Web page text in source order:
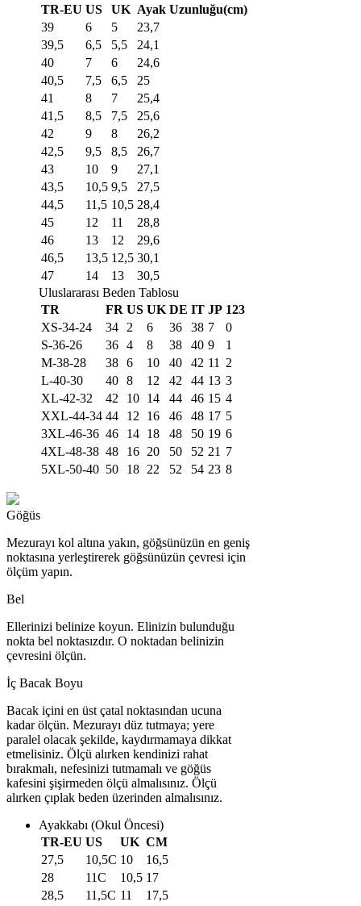
TR-EU US UK Ayak Uzunluğu(cm)
39
6 5
23,7
39,5
6,5 5,5
24,1
40
7 6
24,6
40,5
7,5 6,5
25
41
8 7
25,4
41,5
8,5 7,5
25,6
42
9 8
26,2
42,5
9,5 8,5
26,7
43
10 9
27,1
43,5
10,5 9,5
27,5
44,5
11,5 10,5 28,4
45
12 11
28,8
46
13 12
29,6
46,5
13,5 12,5 30,1
47
14 13
30,5
Uluslararası Beden Tablosu
TR
FR US UK DE IT JP 123
XS-34-24
34 2 6 36 38 7
0
S-36-26
36 4 8 38 40 9
1
M-38-28
38 6 10 40 42 11
2
L-40-30
40 8 12 42 44 13 3
XL-42-32
42 10 14 44 46 15 4
XXL-44-34 44 12 16 46 48 17 5
3XL-46-36 46 14 18 48 50 19 6
4XL-48-38 48 16 20 50 52 21 7
5XL-50-40 50 18 22 52 54 23 8
Göğüs
Mezurayı kol altına yakın, göğsünüzün en geniş
noktasına yerleştirerek göğsünüzün çevresi için
ölçüm yapın.
Bel
Ellerinizi belinize koyun. Elinizin bulunduğu
nokta bel noktasızdır. O noktadan belinizin
çevresini ölçün.
İç Bacak Boyu
Bacak içini en üst çatal noktasından ucuna
kadar ölçün. Mezurayı düz tutmaya; yere
paralel olacak şekilde, kaydırmamaya dikkat
etmelisiniz. Ölçü alırken kendinizi rahat
bırakmalı, nefesinizi tutmamalı ve göğüs
kafesini şişirmeden ölçü almalısınız. Ölçü
alırken çıplak beden üzerinden almalısınız.
Ayakkabı (Okul Öncesi)
TR-EU US UK CM
27,5
10,5C 10
16,5
28
11C 10,5 17
28,5
11,5C 11
17,5